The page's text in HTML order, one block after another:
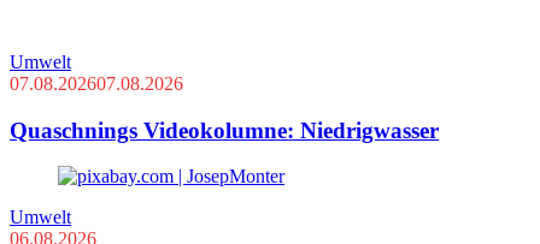
Umwelt
07.08.202607.08.2026
Quaschnings Videokolumne: Niedrigwasser
Umwelt
06.08.2026